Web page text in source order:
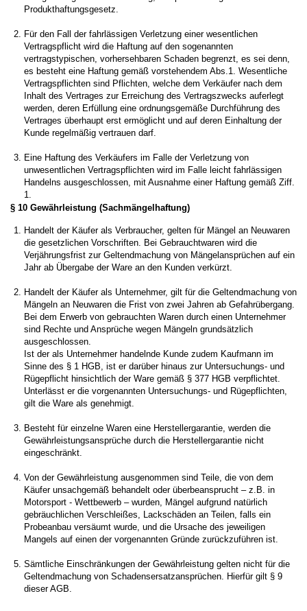
Produkthaftungsgesetz.
Für den Fall der fahrlässigen Verletzung einer wesentlichen
Vertragspflicht wird die Haftung auf den sogenannten
vertragstypischen, vorhersehbaren Schaden begrenzt, es sei denn,
es besteht eine Haftung gemäß vorstehendem Abs.1. Wesentliche
Vertragspflichten sind Pflichten, welche dem Verkäufer nach dem
Inhalt des Vertrages zur Erreichung des Vertragszwecks auferlegt
werden, deren Erfüllung eine ordnungsgemäße Durchführung des
Vertrages überhaupt erst ermöglicht und auf deren Einhaltung der
Kunde regelmäßig vertrauen darf.
Eine Haftung des Verkäufers im Falle der Verletzung von
unwesentlichen Vertragspflichten wird im Falle leicht fahrlässigen
Handelns ausgeschlossen, mit Ausnahme einer Haftung gemäß Ziff.
1.
§ 10 Gewährleistung (Sachmängelhaftung)
Handelt der Käufer als Verbraucher, gelten für Mängel an Neuwaren
die gesetzlichen Vorschriften. Bei Gebrauchtwaren wird die
Verjährungsfrist zur Geltendmachung von Mängelansprüchen auf ein
Jahr ab Übergabe der Ware an den Kunden verkürzt.
Handelt der Käufer als Unternehmer, gilt für die Geltendmachung von
Mängeln an Neuwaren die Frist von zwei Jahren ab Gefahrübergang.
Bei dem Erwerb von gebrauchten Waren durch einen Unternehmer
sind Rechte und Ansprüche wegen Mängeln grundsätzlich
ausgeschlossen.
Ist der als Unternehmer handelnde Kunde zudem Kaufmann im
Sinne des § 1 HGB, ist er darüber hinaus zur Untersuchungs- und
Rügepflicht hinsichtlich der Ware gemäß § 377 HGB verpflichtet.
Unterlässt er die vorgenannten Untersuchungs- und Rügepflichten,
gilt die Ware als genehmigt.
Besteht für einzelne Waren eine Herstellergarantie, werden die
Gewährleistungsansprüche durch die Herstellergarantie nicht
eingeschränkt.
Von der Gewährleistung ausgenommen sind Teile, die von dem
Käufer unsachgemäß behandelt oder überbeansprucht – z.B. in
Motorsport - Wettbewerb – wurden, Mängel aufgrund natürlich
gebräuchlichen Verschleißes, Lackschäden an Teilen, falls ein
Probeanbau versäumt wurde, und die Ursache des jeweiligen
Mangels auf einen der vorgenannten Gründe zurückzuführen ist.
Sämtliche Einschränkungen der Gewährleistung gelten nicht für die
Geltendmachung von Schadensersatzansprüchen. Hierfür gilt § 9
dieser AGB.